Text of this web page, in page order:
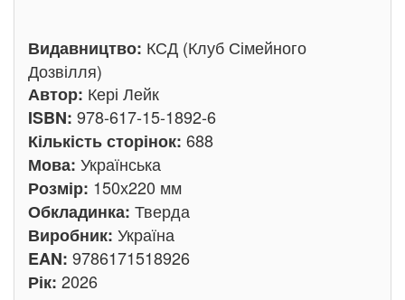
Видавництво: КСД (Клуб Сімейного
Дозвілля)
Автор: Кері Лейк
ISBN: 978-617-15-1892-6
Кількість сторінок: 688
Мова: Українська
Розмір: 150х220 мм
Обкладинка: Тверда
Виробник: Україна
EAN: 9786171518926
Рік: 2026